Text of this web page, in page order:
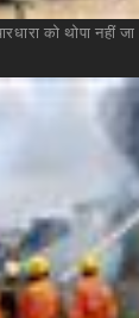
को थोपा नहीं जा